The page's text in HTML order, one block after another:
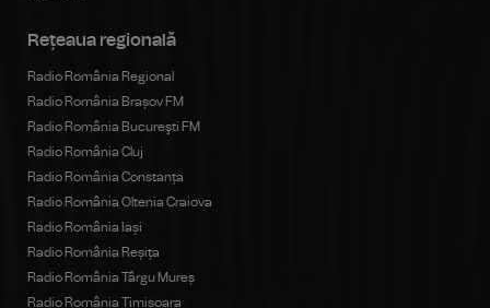
Rețeaua regională
Radio România Regional
Radio România Brașov FM
Radio România Bucureşti FM
Radio România Cluj
Radio România Constanța
Radio România Oltenia Craiova
Radio România Iași
Radio România Reșița
Radio România Târgu Mureș
Radio România Timișoara